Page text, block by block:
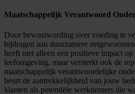
Maatschappelijk Verantwoord
Door bewustwording over voeding te
bijdragen aan duurzamere
heeft niet alleen een positieve impact
leefomgeving, maar versterkt ook de
maatschappelijk verantwoordelijke
beurt de aantrekkelijkheid van jouw
klanten als potentiële werknemers die